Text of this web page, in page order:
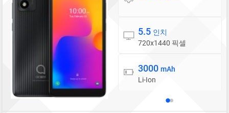
디스플레이
5.5 인치
720x1440 픽셀
배터리
3000 mAh
Li-Ion